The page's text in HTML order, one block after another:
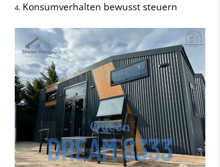
Konsumverhalten bewusst steuern